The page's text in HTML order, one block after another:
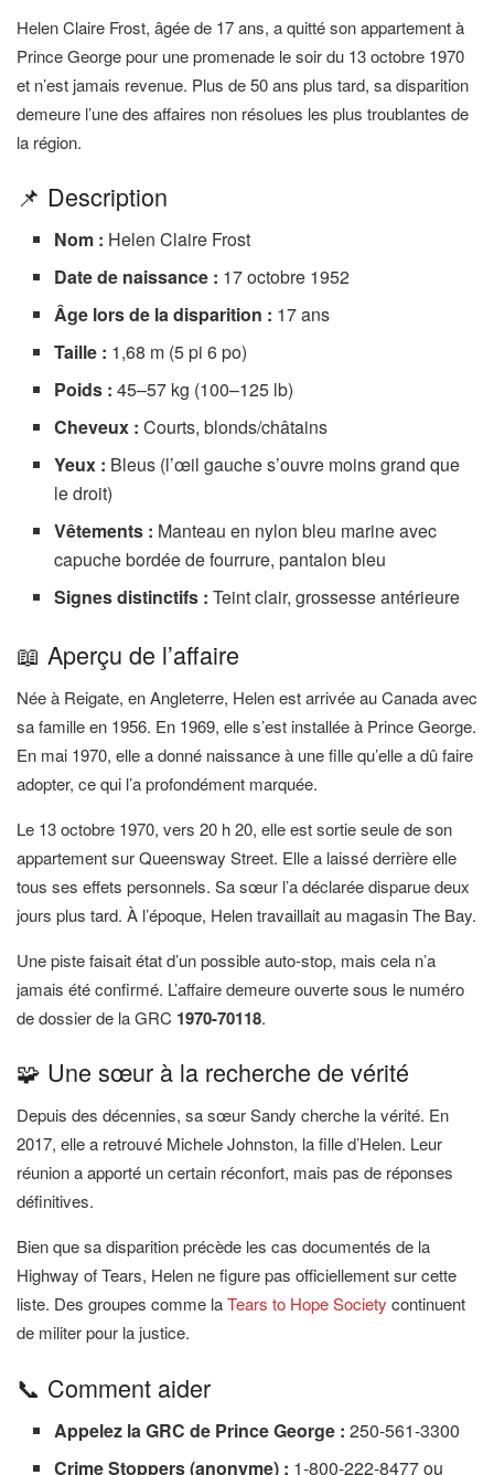
Helen Claire Frost, âgée de 17 ans, a quitté son appartement à
Prince George pour une promenade le soir du 13 octobre 1970
et n’est jamais revenue. Plus de 50 ans plus tard, sa disparition
demeure l’une des affaires non résolues les plus troublantes de
la région.
📌 Description
Nom : Helen Claire Frost
Date de naissance : 17 octobre 1952
Âge lors de la disparition : 17 ans
Taille : 1,68 m (5 pi 6 po)
Poids : 45–57 kg (100–125 lb)
Cheveux : Courts, blonds/châtains
Yeux : Bleus (l’œil gauche s’ouvre moins grand que
le droit)
Vêtements : Manteau en nylon bleu marine avec
capuche bordée de fourrure, pantalon bleu
Signes distinctifs : Teint clair, grossesse antérieure
📖 Aperçu de l’affaire
Née à Reigate, en Angleterre, Helen est arrivée au Canada avec
sa famille en 1956. En 1969, elle s’est installée à Prince George.
En mai 1970, elle a donné naissance à une fille qu’elle a dû faire
adopter, ce qui l’a profondément marquée.
Le 13 octobre 1970, vers 20 h 20, elle est sortie seule de son
appartement sur Queensway Street. Elle a laissé derrière elle
tous ses effets personnels. Sa sœur l’a déclarée disparue deux
jours plus tard. À l’époque, Helen travaillait au magasin The Bay.
Une piste faisait état d’un possible auto-stop, mais cela n’a
jamais été confirmé. L’affaire demeure ouverte sous le numéro
de dossier de la GRC 1970-70118.
🧩 Une sœur à la recherche de vérité
Depuis des décennies, sa sœur Sandy cherche la vérité. En
2017, elle a retrouvé Michele Johnston, la fille d’Helen. Leur
réunion a apporté un certain réconfort, mais pas de réponses
définitives.
Bien que sa disparition précède les cas documentés de la
Highway of Tears, Helen ne figure pas officiellement sur cette
liste. Des groupes comme laTears to Hope Society continuent
de militer pour la justice.
📞 Comment aider
Appelez la GRC de Prince George : 250-561-3300
Crime Stoppers (anonyme) : 1-800-222-8477 ou